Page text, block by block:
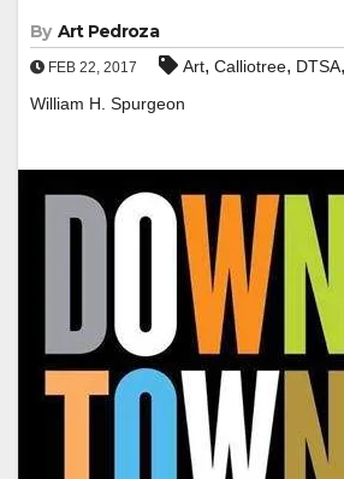
By Art Pedroza
FEB 22, 2017 Art, Calliotree, DTSA,
William H. Spurgeon